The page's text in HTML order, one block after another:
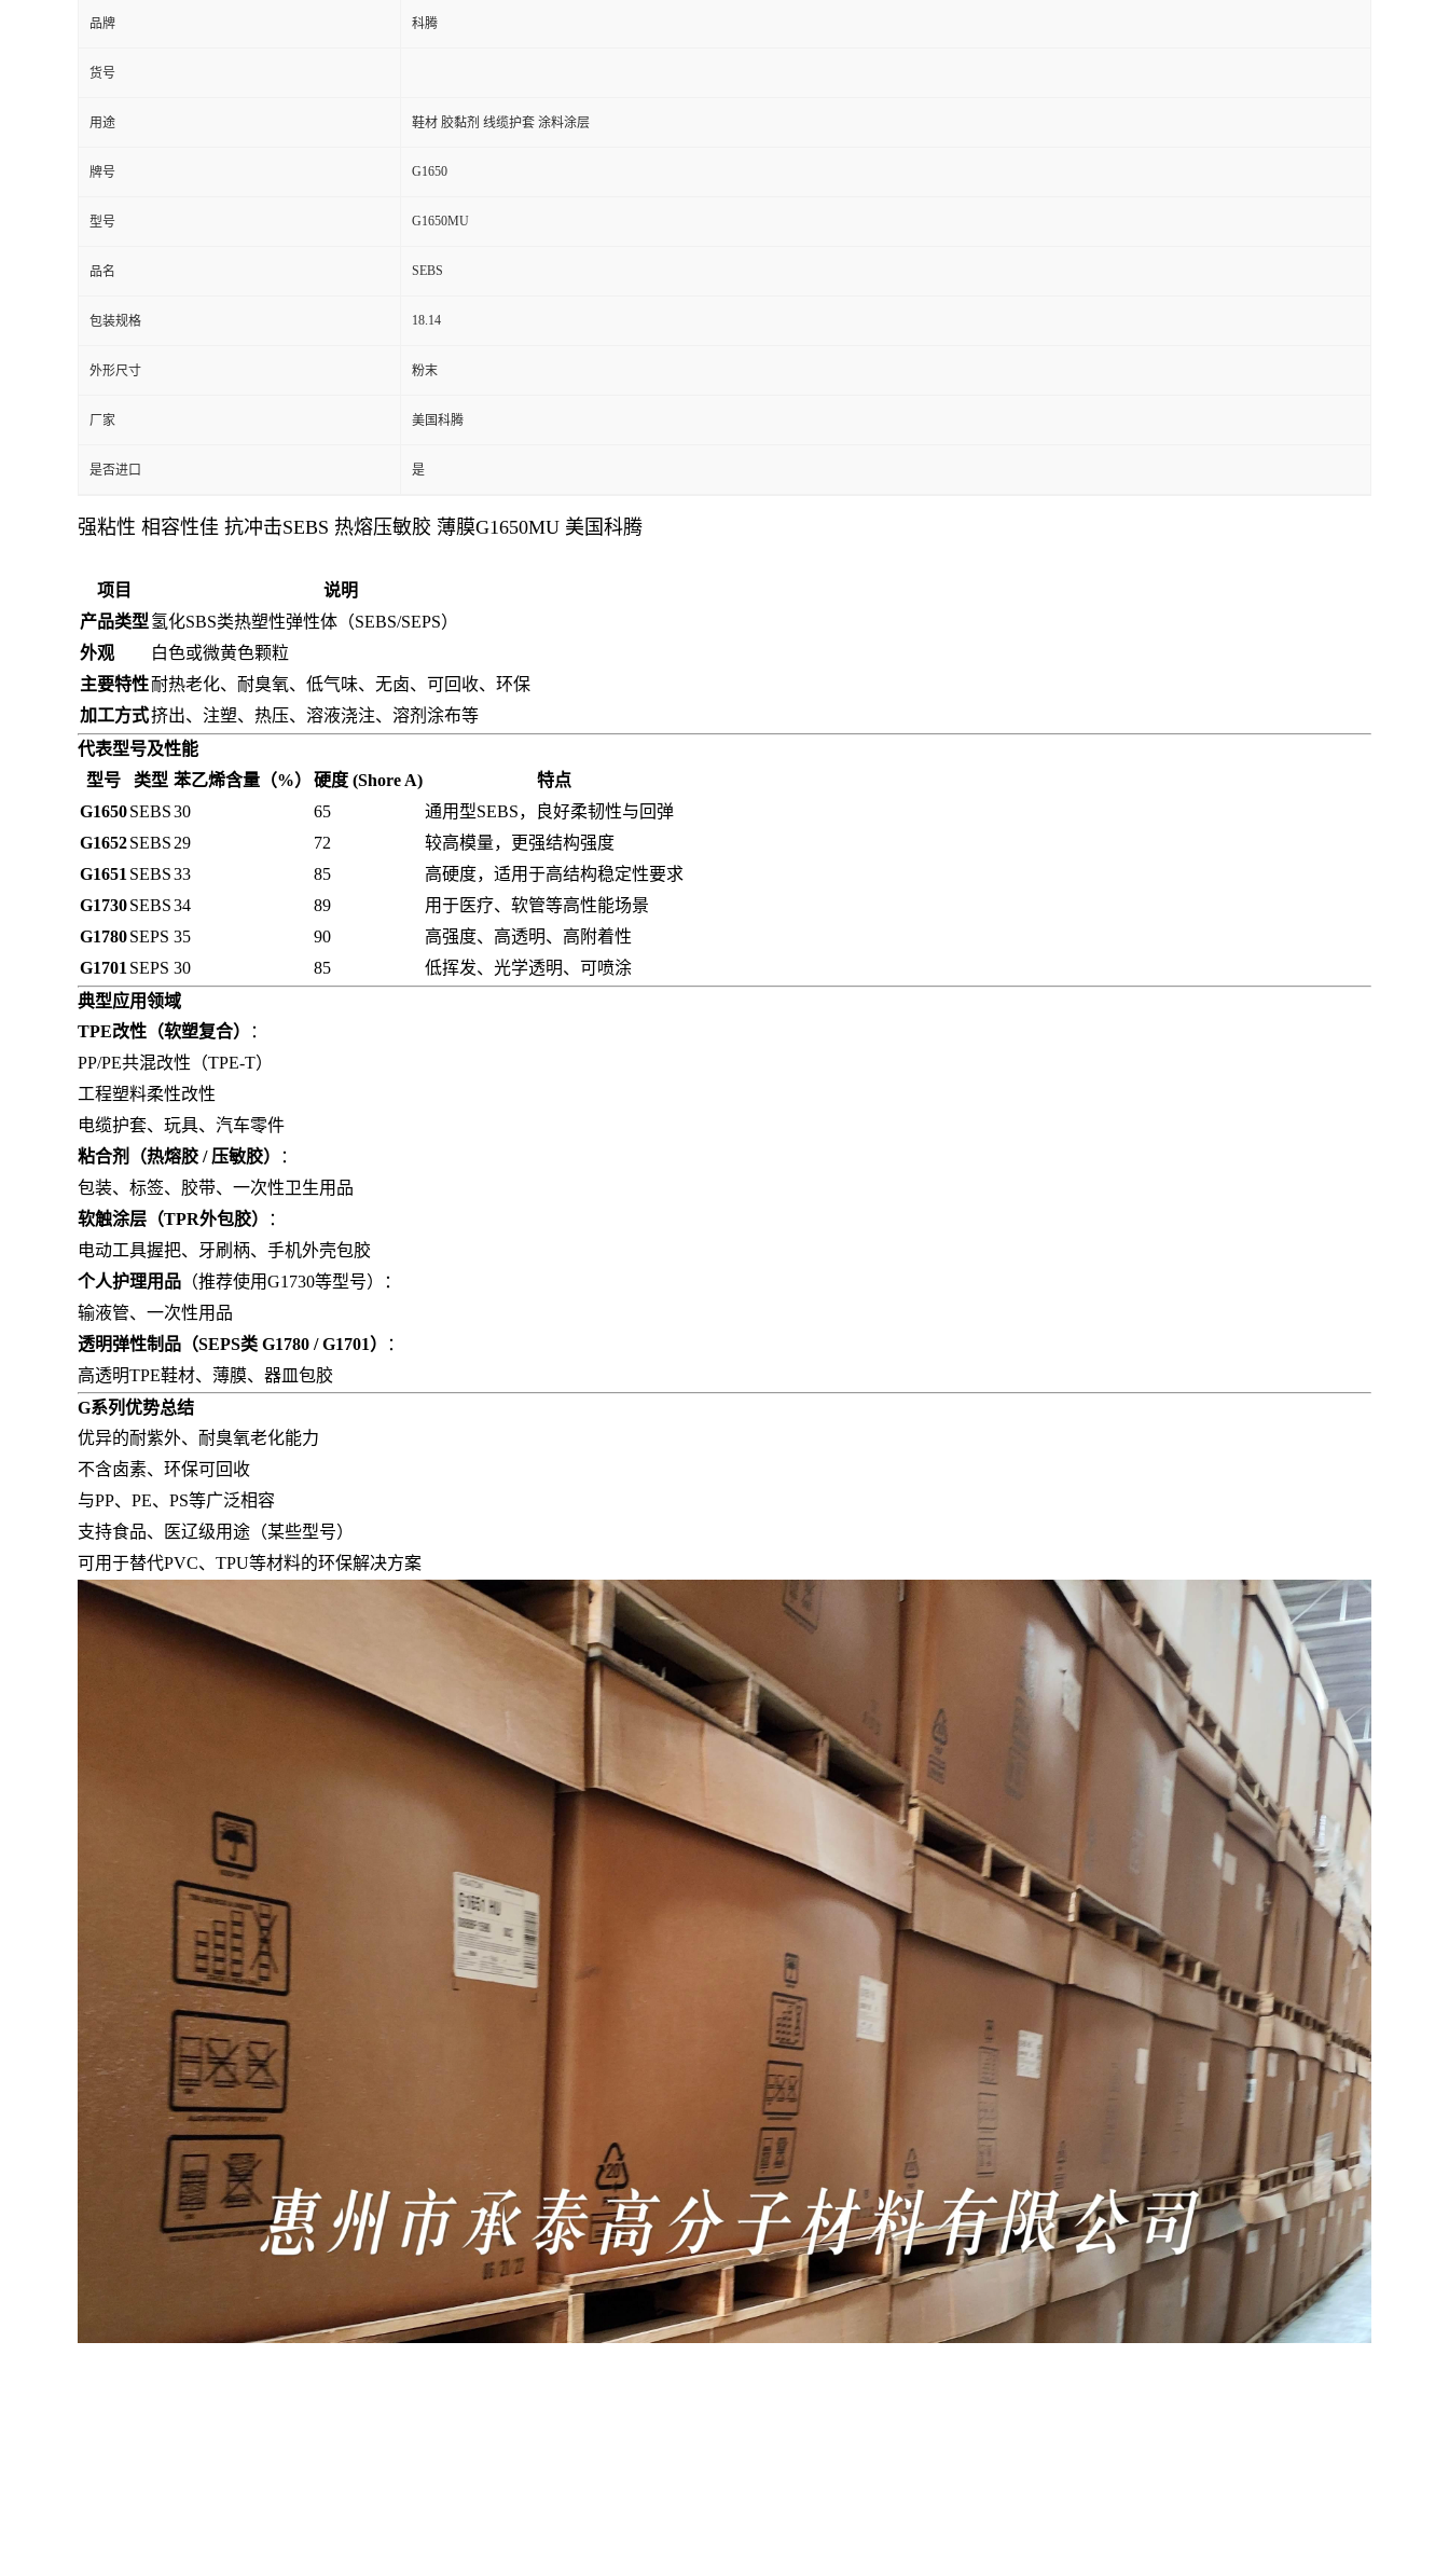
品牌 科腾
货号
用途 鞋材 胶黏剂 线缆护套 涂料涂层
牌号 G1650
型号 G1650MU
品名 SEBS
包装规格 18.14
外形尺寸 粉末
厂家 美国科腾
是否进口 是
强粘性 相容性佳 抗冲击SEBS 热熔压敏胶 薄膜G1650MU 美国科腾
项目
说明
产品类型氢化SBS类热塑性弹性体（SEBS/SEPS）
外观
白色或微黄色颗粒
主要特性耐热老化、耐臭氧、低气味、无卤、可回收、环保
加工方式挤出、注塑、热压、溶液浇注、溶剂涂布等
代表型号及性能
型号
类型 苯乙烯含量（%） 硬度 (Shore A)
特点
G1650SEBS30 65
通用型SEBS，良好柔韧性与回弹
G1652SEBS29 72
较高模量，更强结构强度
G1651SEBS33 85
高硬度，适用于高结构稳定性要求
G1730SEBS34 89
用于医疗、软管等高性能场景
G1780SEPS 35 90
高强度、高透明、高附着性
G1701SEPS 30 85
低挥发、光学透明、可喷涂
典型应用领域
TPE改性（软塑复合）
：
PP/PE共混改性（TPE-T）
工程塑料柔性改性
电缆护套、玩具、汽车零件
粘合剂（热熔胶 / 压敏胶）
：
包装、标签、胶带、一次性卫生用品
软触涂层（TPR外包胶）
：
电动工具握把、牙刷柄、手机外壳包胶
个人护理用品 （推荐使用G1730等型号）：
输液管、一次性用品
透明弹性制品（SEPS类 G1780 / G1701）
：
高透明TPE鞋材、薄膜、器皿包胶
G系列优势总结
优异的耐紫外、耐臭氧老化能力
不含卤素、环保可回收
与PP、PE、PS等广泛相容
支持食品、医辽级用途（某些型号）
可用于替代PVC、TPU等材料的环保解决方案